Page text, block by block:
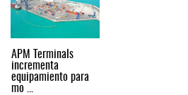
APM Terminals
incrementa
equipamiento para
mo ...